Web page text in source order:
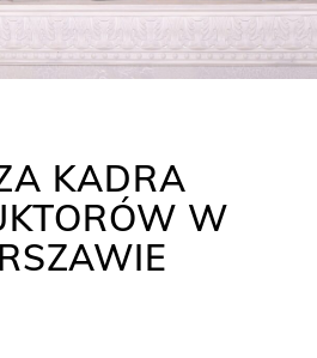
KADRA
W